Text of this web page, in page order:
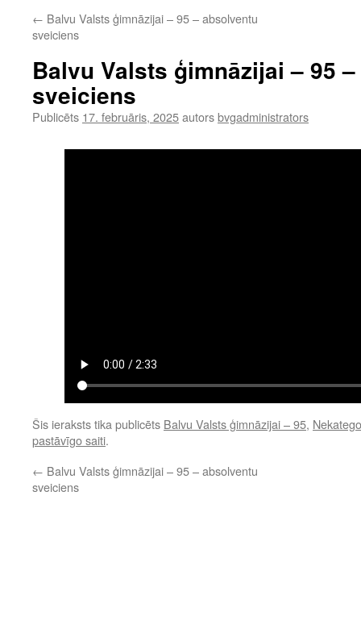
← Balvu Valsts ģimnāzijai – 95 – absolventu
sveiciens
Balvu Valsts ģimnāzijai – 95
sveiciens
Publicēts 17. februāris, 2025autorsbvgadministrators
Šis ieraksts tika publicēts Balvu Valsts ģimnāzijai – 95,
pastāvīgo saiti.
← Balvu Valsts ģimnāzijai – 95 – absolventu
sveiciens